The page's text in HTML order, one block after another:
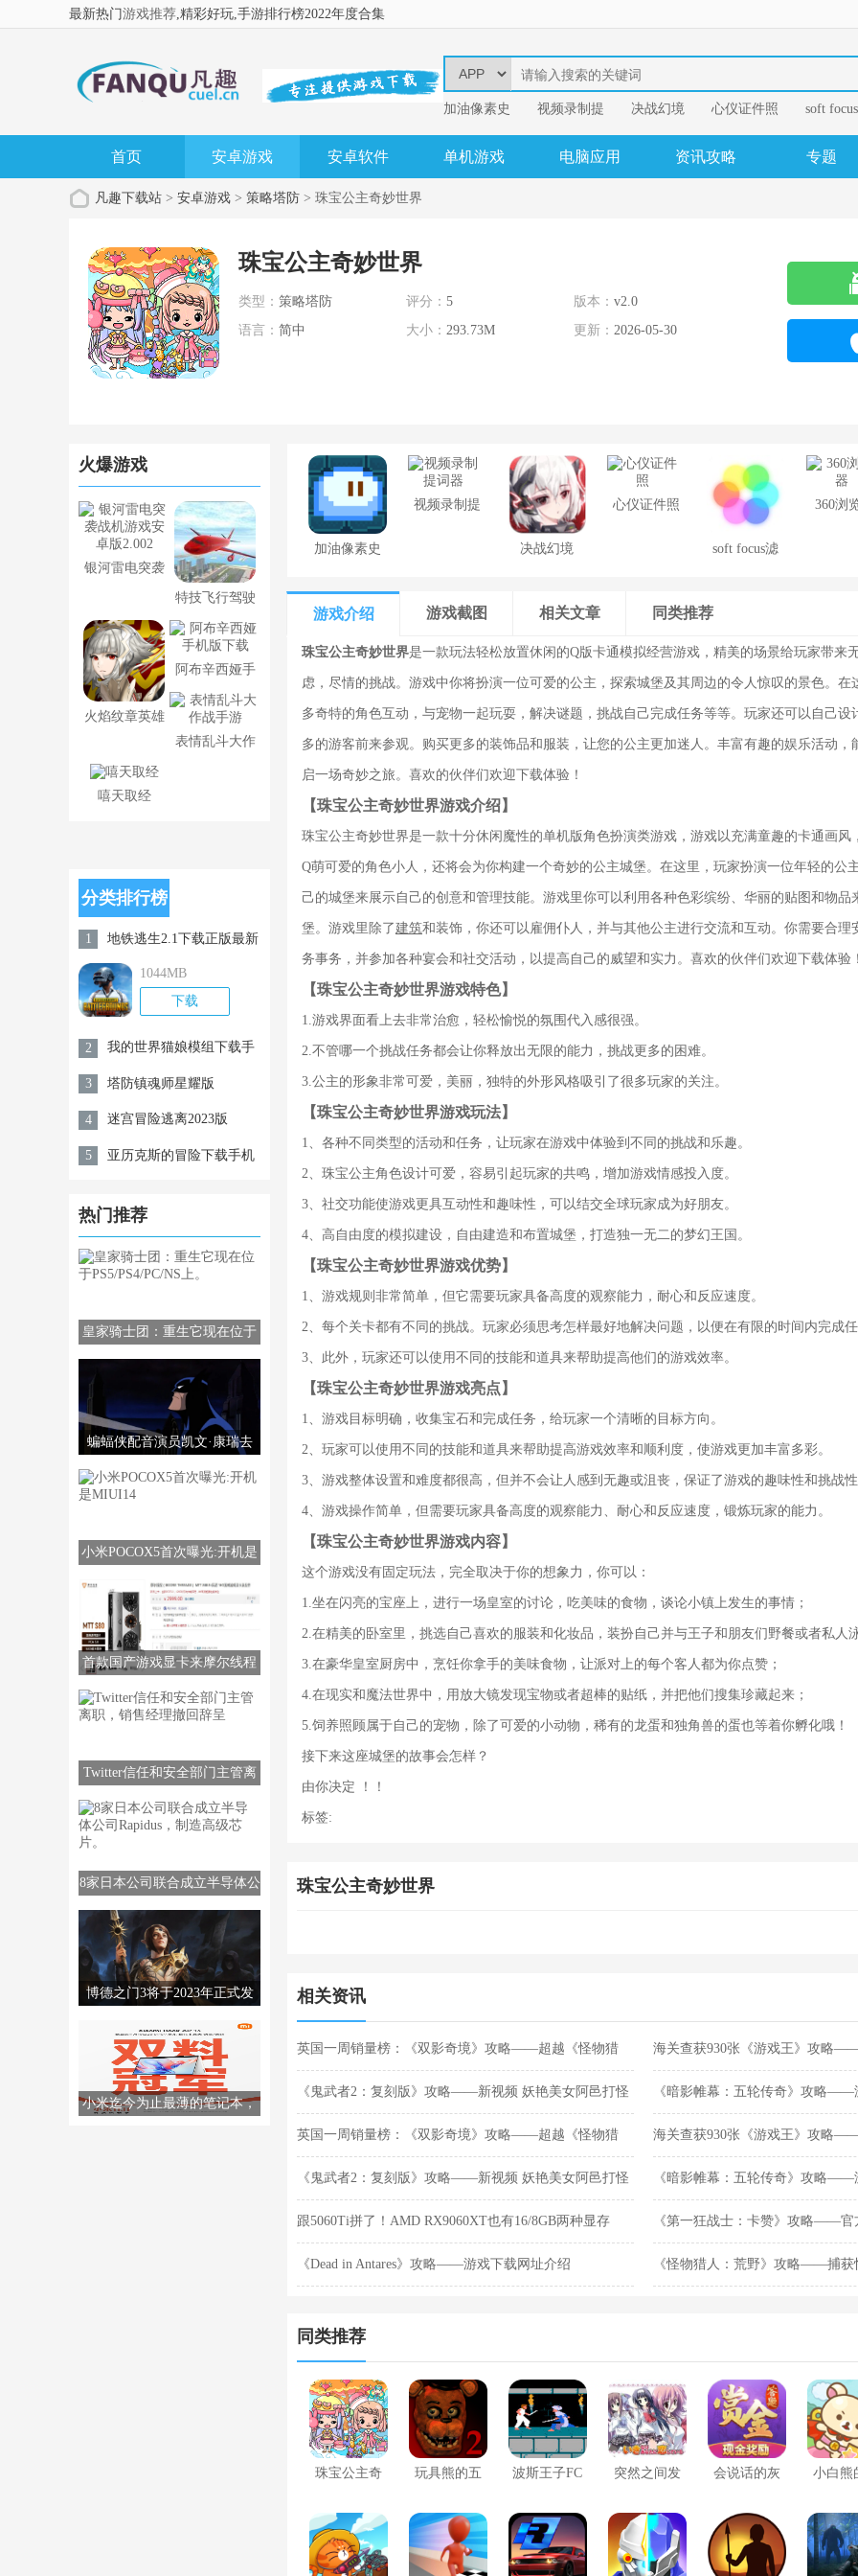
最新热门游戏推荐,精彩好玩,手游排行榜2022年度合集
加油像素史 视频录制提 决战幻境 心仪证件照
soft focus
幂果音频格
首页 安卓游戏 安卓软件 单机游戏 电脑应用 资讯攻略 专题
凡趣下载站 > 安卓游戏 > 策略塔防 > 珠宝公主奇妙世界
珠宝公主奇妙世界
类型： 策略塔防 评分： 5 版本： v2.0
语言： 简中 大小： 293.73M 更新： 2026-05-30
火爆游戏
银河雷电突袭
版2.002
特技飞行驾驶
模拟游戏安卓
版v1.0.1
火焰纹章英雄
阿布辛西娅手
机版下载
表情乱斗大作
嘻天取经
分类排行榜
1 地铁逃生2.1下载正版最新
版v2.2.01044MB
下载
2 我的世界猫娘模组下载手
机版
3 塔防镇魂师星耀版
4 迷宫冒险逃离2023版
5 亚历克斯的冒险下载手机
热门推荐
皇家骑士团：重生它现在位于
PS5/PS4/PC/NS上。
蝙蝠侠配音演员凯文·康瑞去
小米POCOX5首次曝光:开机是
首款国产游戏显卡来摩尔线程
Twitter信任和安全部门主管离
8家日本公司联合成立半导体公
司Rapidus，制造高级芯片。
博德之门3将于2023年正式发
小米迄今为止最薄的笔记本，
加油像素史
新版
视频录制提
决战幻境
心仪证件照
soft focus滤
360浏
游戏介绍 游戏截图 相关文章 同类推荐
珠宝公主奇妙世界是一款玩法轻松放置休闲的Q版卡通模拟经营游戏，精美的场景给玩家带来
虑，尽情的挑战。游戏中你将扮演一位可爱的公主，探索城堡及其周边的令人惊叹的景色。在
多奇特的角色互动，与宠物一起玩耍，解决谜题，挑战自己完成任务等等。玩家还可以自己设
多的游客前来参观。购买更多的装饰品和服装，让您的公主更加迷人。丰富有趣的娱乐活动，
启一场奇妙之旅。喜欢的伙伴们欢迎下载体验！
【珠宝公主奇妙世界游戏介绍】
珠宝公主奇妙世界是一款十分休闲魔性的单机版角色扮演类游戏，游戏以充满童趣的卡通画风
Q萌可爱的角色小人，还将会为你构建一个奇妙的公主城堡。在这里，玩家扮演一位年轻的公
己的城堡来展示自己的创意和管理技能。游戏里你可以利用各种色彩缤纷、华丽的贴图和物品
堡。游戏里除了建筑和装饰，你还可以雇佣仆人，并与其他公主进行交流和互动。你需要合理
务事务，并参加各种宴会和社交活动，以提高自己的威望和实力。喜欢的伙伴们欢迎下载体验！
【珠宝公主奇妙世界游戏特色】
1.游戏界面看上去非常治愈，轻松愉悦的氛围代入感很强。
2.不管哪一个挑战任务都会让你释放出无限的能力，挑战更多的困难。
3.公主的形象非常可爱，美丽，独特的外形风格吸引了很多玩家的关注。
【珠宝公主奇妙世界游戏玩法】
1、各种不同类型的活动和任务，让玩家在游戏中体验到不同的挑战和乐趣。
2、珠宝公主角色设计可爱，容易引起玩家的共鸣，增加游戏情感投入度。
3、社交功能使游戏更具互动性和趣味性，可以结交全球玩家成为好朋友。
4、高自由度的模拟建设，自由建造和布置城堡，打造独一无二的梦幻王国。
【珠宝公主奇妙世界游戏优势】
1、游戏规则非常简单，但它需要玩家具备高度的观察能力，耐心和反应速度。
2、每个关卡都有不同的挑战。玩家必须思考怎样最好地解决问题，以便在有限的时间内完成任
3、此外，玩家还可以使用不同的技能和道具来帮助提高他们的游戏效率。
【珠宝公主奇妙世界游戏亮点】
1、游戏目标明确，收集宝石和完成任务，给玩家一个清晰的目标方向。
2、玩家可以使用不同的技能和道具来帮助提高游戏效率和顺利度，使游戏更加丰富多彩。
3、游戏整体设置和难度都很高，但并不会让人感到无趣或沮丧，保证了游戏的趣味性和挑战性
4、游戏操作简单，但需要玩家具备高度的观察能力、耐心和反应速度，锻炼玩家的能力。
【珠宝公主奇妙世界游戏内容】
这个游戏没有固定玩法，完全取决于你的想象力，你可以：
1.坐在闪亮的宝座上，进行一场皇室的讨论，吃美味的食物，谈论小镇上发生的事情；
2.在精美的卧室里，挑选自己喜欢的服装和化妆品，装扮自己并与王子和朋友们野餐或者私人
3.在豪华皇室厨房中，烹饪你拿手的美味食物，让派对上的每个客人都为你点赞；
4.在现实和魔法世界中，用放大镜发现宝物或者超棒的贴纸，并把他们搜集珍藏起来；
5.饲养照顾属于自己的宠物，除了可爱的小动物，稀有的龙蛋和独角兽的蛋也等着你孵化哦！
接下来这座城堡的故事会怎样？
由你决定 ！！
标签:
珠宝公主奇妙世界
相关资讯
英国一周销量榜：《双影奇境》攻略——超越《怪物猎
人：荒野》攻略——登顶
海关查获930张《游戏王》攻略
《鬼武者2：复刻版》攻略——新视频 妖艳美女阿邑打怪 《暗影帷幕：五轮传奇》攻略——
英国一周销量榜：《双影奇境》攻略——超越《怪物猎
人：荒野》攻略——登顶
海关查获930张《游戏王》攻略
《鬼武者2：复刻版》攻略——新视频 妖艳美女阿邑打怪 《暗影帷幕：五轮传奇》攻略——
跟5060Ti拼了！AMD RX9060XT也有16/8GB两种显存 《第一狂战士：卡赞》攻略——官
日多平台发售
《Dead in Antares》攻略——游戏下载网址介绍 《怪物猎人：荒野》攻略——捕获
同类推荐
珠宝公主奇 玩具熊的五
版
波斯王子FC 突然之间发
你汉化
会说话的灰 小白熊